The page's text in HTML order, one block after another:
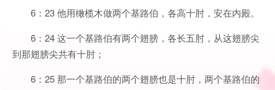
6：23 他用橄榄木做两个基路伯，各高十肘，安在内殿。
6：24 这一个基路伯有两个翅膀，各长五肘，从这翅膀尖
到那翅膀尖共有十肘；
6：25 那一个基路伯的两个翅膀也是十肘，两个基路伯的